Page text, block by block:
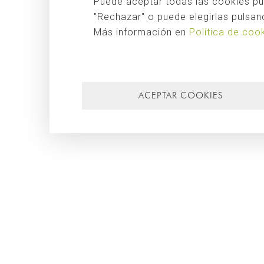
acantilado en Jávea. En el video ...
"Rechazar" o puede elegirlas
Más información en Política de
ACEPTAR COOKIES